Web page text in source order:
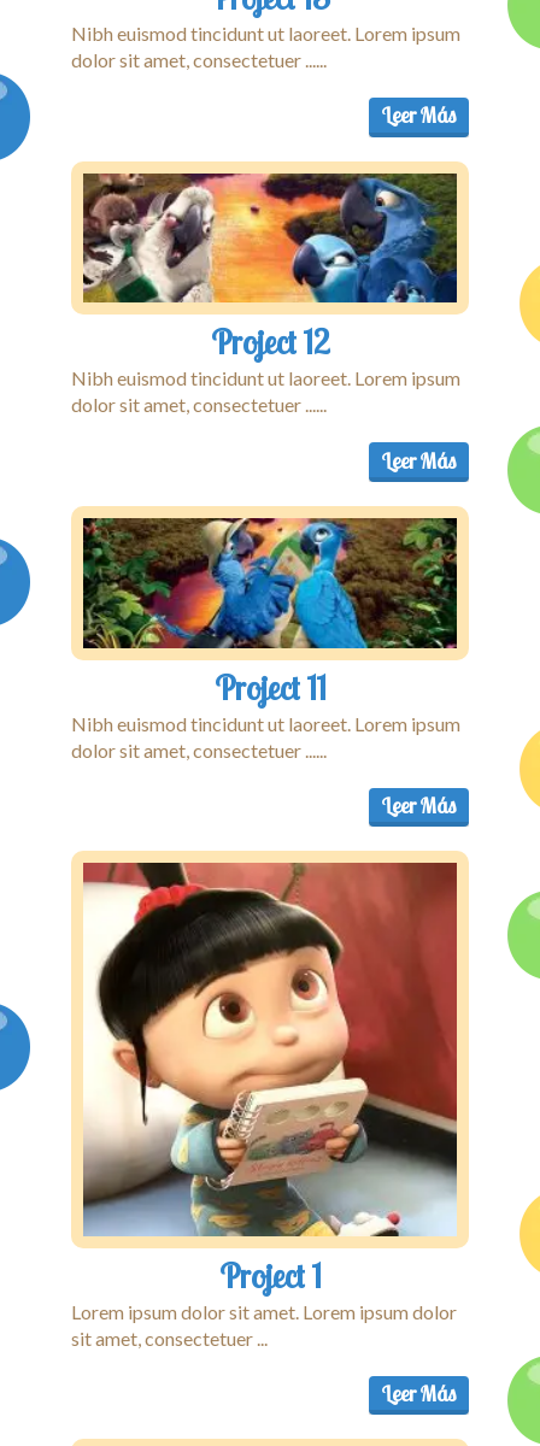
Nibh euismod tincidunt ut laoreet. Lorem ipsum
dolor sit amet, consectetuer ......
Leer Más
Project 12
Nibh euismod tincidunt ut laoreet. Lorem ipsum
dolor sit amet, consectetuer ......
Leer Más
Project 11
Nibh euismod tincidunt ut laoreet. Lorem ipsum
dolor sit amet, consectetuer ......
Leer Más
Project 1
Lorem ipsum dolor sit amet. Lorem ipsum dolor
sit amet, consectetuer ...
Leer Más